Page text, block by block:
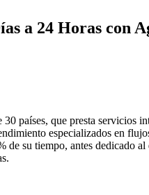
a 24 Horas con
países, que presta servicios
especializados en
su tiempo, antes dedicado